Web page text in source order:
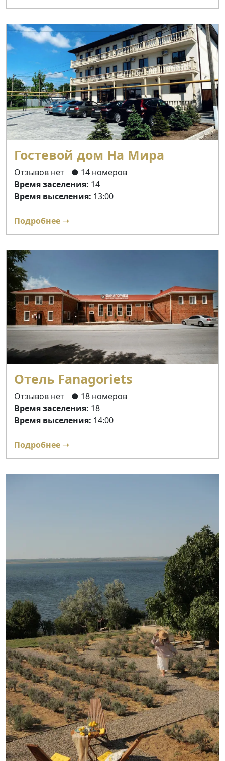
Гостевой дом На Мира
Отзывов нет
● 14 номеров
Время заселения: 14
Время выселения: 13:00
Подробнее ➝
Отель Fanagoriets
Отзывов нет
● 18 номеров
Время заселения: 18
Время выселения: 14:00
Подробнее ➝